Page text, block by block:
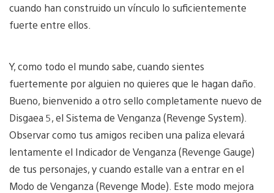
cuando han construido un vínculo lo suficientemente
fuerte entre ellos.
Y, como todo el mundo sabe, cuando sientes
fuertemente por alguien no quieres que le hagan daño.
Bueno, bienvenido a otro sello completamente nuevo de
Disgaea 5, el Sistema de Venganza (Revenge System).
Observar como tus amigos reciben una paliza elevará
lentamente el Indicador de Venganza (Revenge Gauge)
de tus personajes, y cuando estalle van a entrar en el
Modo de Venganza (Revenge Mode). Este modo mejora